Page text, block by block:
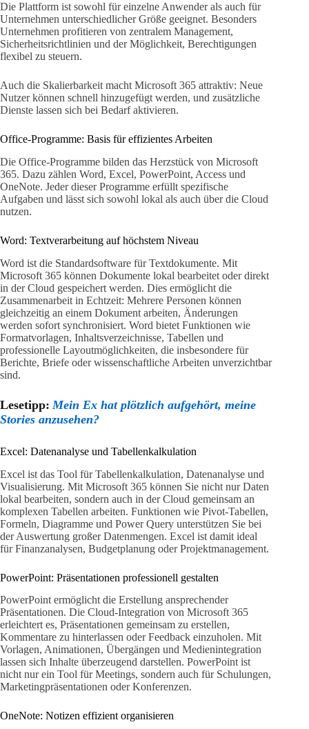
Die Plattform ist sowohl für einzelne Anwender als auch für
Unternehmen unterschiedlicher Größe geeignet. Besonders
Unternehmen profitieren von zentralem Management,
Sicherheitsrichtlinien und der Möglichkeit, Berechtigungen
flexibel zu steuern.
Auch die Skalierbarkeit macht Microsoft 365 attraktiv: Neue
Nutzer können schnell hinzugefügt werden, und zusätzliche
Dienste lassen sich bei Bedarf aktivieren.
Office-Programme: Basis für effizientes Arbeiten
Die Office-Programme bilden das Herzstück von Microsoft
365. Dazu zählen Word, Excel, PowerPoint, Access und
OneNote. Jeder dieser Programme erfüllt spezifische
Aufgaben und lässt sich sowohl lokal als auch über die Cloud
nutzen.
Word: Textverarbeitung auf höchstem Niveau
Word ist die Standardsoftware für Textdokumente. Mit
Microsoft 365 können Dokumente lokal bearbeitet oder direkt
in der Cloud gespeichert werden. Dies ermöglicht die
Zusammenarbeit in Echtzeit: Mehrere Personen können
gleichzeitig an einem Dokument arbeiten, Änderungen
werden sofort synchronisiert. Word bietet Funktionen wie
Formatvorlagen, Inhaltsverzeichnisse, Tabellen und
professionelle Layoutmöglichkeiten, die insbesondere für
Berichte, Briefe oder wissenschaftliche Arbeiten unverzichtbar
sind.
Lesetipp: Mein Ex hat plötzlich aufgehört, meine
Stories anzusehen?
Excel: Datenanalyse und Tabellenkalkulation
Excel ist das Tool für Tabellenkalkulation, Datenanalyse und
Visualisierung. Mit Microsoft 365 können Sie nicht nur Daten
lokal bearbeiten, sondern auch in der Cloud gemeinsam an
komplexen Tabellen arbeiten. Funktionen wie Pivot-Tabellen,
Formeln, Diagramme und Power Query unterstützen Sie bei
der Auswertung großer Datenmengen. Excel ist damit ideal
für Finanzanalysen, Budgetplanung oder Projektmanagement.
PowerPoint: Präsentationen professionell gestalten
PowerPoint ermöglicht die Erstellung ansprechender
Präsentationen. Die Cloud-Integration von Microsoft 365
erleichtert es, Präsentationen gemeinsam zu erstellen,
Kommentare zu hinterlassen oder Feedback einzuholen. Mit
Vorlagen, Animationen, Übergängen und Medienintegration
lassen sich Inhalte überzeugend darstellen. PowerPoint ist
nicht nur ein Tool für Meetings, sondern auch für Schulungen,
Marketingpräsentationen oder Konferenzen.
OneNote: Notizen effizient organisieren